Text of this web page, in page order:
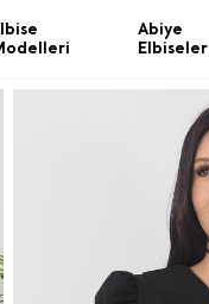
Abiye
Elbiseler